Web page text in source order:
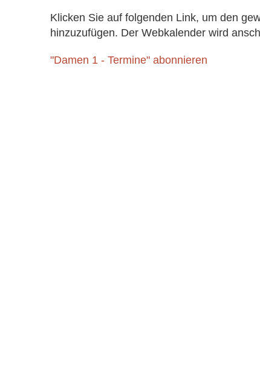
Klicken Sie auf folgenden Link, um den
hinzuzufügen. Der Webkalender wird
"Damen 1 - Termine" abonnieren